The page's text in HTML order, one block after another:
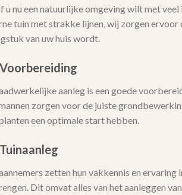
u nu een natuurlijke omgeving wilt met veel
tuin met strakke lijnen, wij zorgen
van uw huis wordt.
aanleg is een goede
zorgen voor de juiste
een optimale start hebben.
zetten hun vakkennis en ervaring
Dit omvat alles van het aanleggen